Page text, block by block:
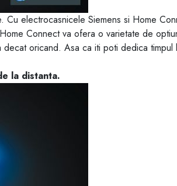
electrocasnicele Siemens si Home
Connect va ofera o varietate de
oricand. Asa ca iti poti dedica
la distanta.